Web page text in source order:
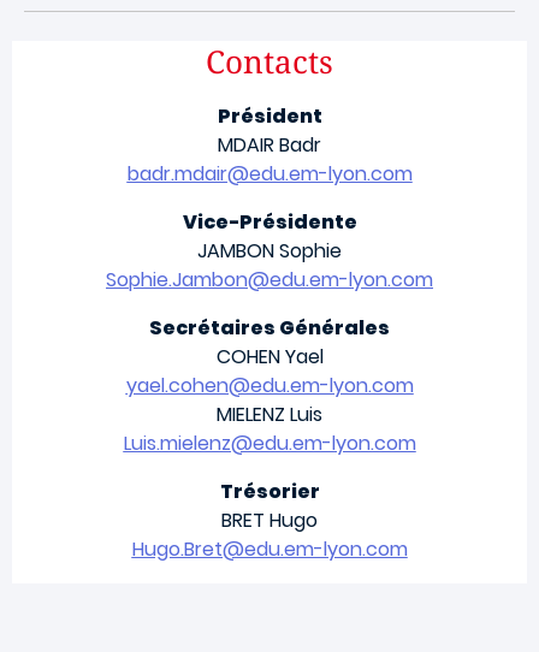
Contacts
Président
MDAIR Badr
badr.mdair@edu.em-lyon.com
Vice-Présidente
JAMBON Sophie
Sophie.Jambon@edu.em-lyon.com
Secrétaires Générales
COHEN Yael
yael.cohen@edu.em-lyon.com
MIELENZ Luis
Luis.mielenz@edu.em-lyon.com
Trésorier
BRET Hugo
Hugo.Bret@edu.em-lyon.com